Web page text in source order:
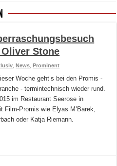
Stone
,News ,Prominent
Woche geht’s bei den Promis -
- termintechnisch wieder rund.
im Restaurant Seerose in
Film-Promis wie Elyas M’Barek,
oder Katja Riemann.